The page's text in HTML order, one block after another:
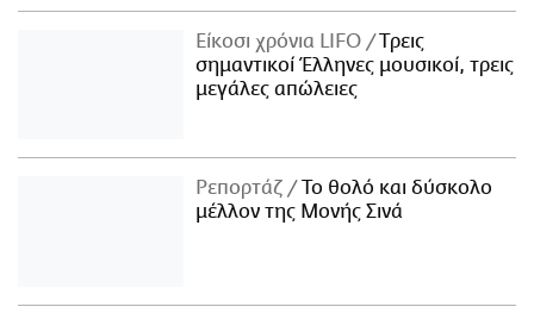
Είκοσι χρόνια LIFO
Tρεις
σημαντικοί Έλληνες μουσικοί, τρεις
μεγάλες απώλειες
Ρεπορτάζ
Το θολό και δύσκολο
μέλλον της Μονής Σινά